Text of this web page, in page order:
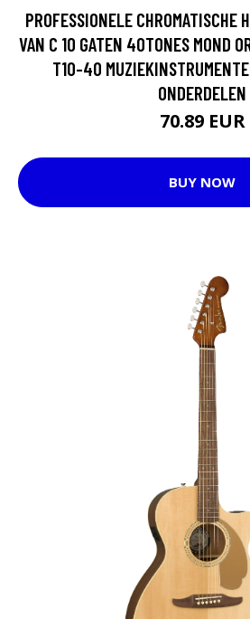
PROFESSIONELE CHROMATISCHE
VAN C 10 GATEN 40TONES MOND
T10-40
ONDERDELEN
70.89 EUR
BUY NOW